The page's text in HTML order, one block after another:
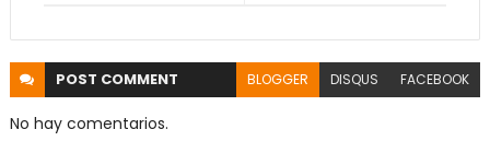
POST COMMENT BLOGGER DISQUS FACEBOOK
No hay comentarios.